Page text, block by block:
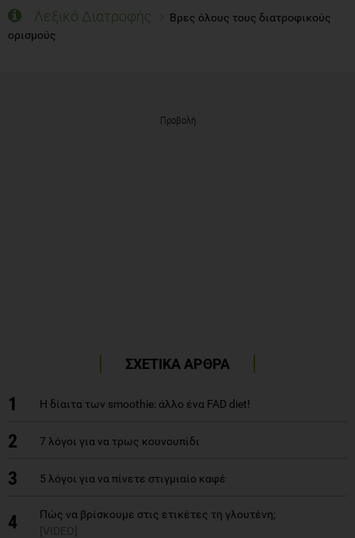
Λεξικό Διατροφής
Βρες όλους τους διατροφικούς
ορισμούς
Προβολή
ΣΧΕΤΙΚΑ ΑΡΘΡΑ
1 Η δίαιτα των smoothie: άλλο ένα FAD diet!
2 7 λόγοι για να τρως κουνουπίδι
3 5 λόγοι για να πίνετε στιγμιαίο καφέ
4
Πώς να βρίσκουμε στις ετικέτες τη γλουτένη;
[VIDEO]